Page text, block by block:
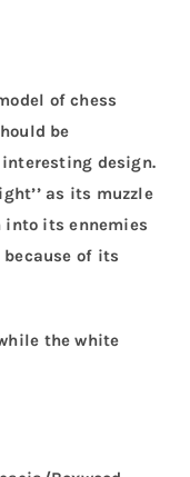
of chess
be
design.
as its muzzle
its ennemies
of its
the white